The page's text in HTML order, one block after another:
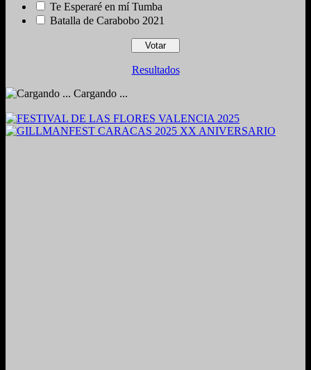
Te Esperaré en mí Tumba
Batalla de Carabobo 2021
Resultados
Cargando ...